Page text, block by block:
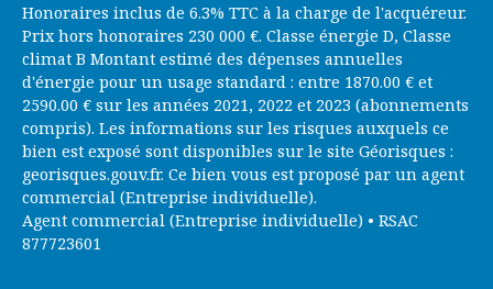
Honoraires inclus de 6.3% TTC à la charge de l'acquéreur.
Prix hors honoraires 230 000 €. Classe énergie D, Classe
climat B Montant estimé des dépenses annuelles
d'énergie pour un usage standard : entre 1870.00 € et
2590.00 € sur les années 2021, 2022 et 2023 (abonnements
compris). Les informations sur les risques auxquels ce
bien est exposé sont disponibles sur le site Géorisques :
georisques.gouv.fr. Ce bien vous est proposé par un agent
commercial (Entreprise individuelle).
Agent commercial (Entreprise individuelle) • RSAC
877723601